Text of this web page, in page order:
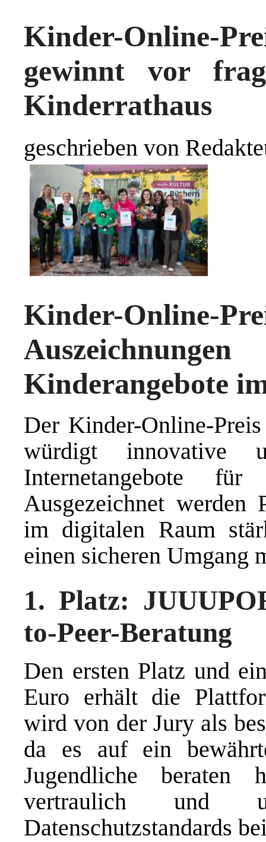
Kinder-Online-
gewinnt vor
Kinderrathaus
geschrieben von
Kinder-
Kinderangebote
Der Kinder-Online-
würdigt innovative
Internetangebote
Ausgezeichnet werden
im digitalen Raum
einen sicheren Umgang
1. Platz:
to-Peer-Beratung
Den ersten Platz und
Euro erhält die
wird von der Jury als
da es auf ein
Jugendliche beraten
vertraulich und
Datenschutzstandards